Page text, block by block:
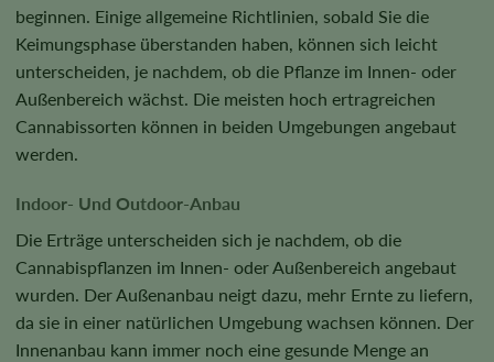
beginnen. Einige allgemeine Richtlinien, sobald Sie die
Keimungsphase überstanden haben, können sich leicht
unterscheiden, je nachdem, ob die Pflanze im Innen- oder
Außenbereich wächst. Die meisten hoch ertragreichen
Cannabissorten können in beiden Umgebungen angebaut
werden.
Indoor- Und Outdoor-Anbau
Die Erträge unterscheiden sich je nachdem, ob die
Cannabispflanzen im Innen- oder Außenbereich angebaut
wurden. Der Außenanbau neigt dazu, mehr Ernte zu liefern,
da sie in einer natürlichen Umgebung wachsen können. Der
Innenanbau kann immer noch eine gesunde Menge an